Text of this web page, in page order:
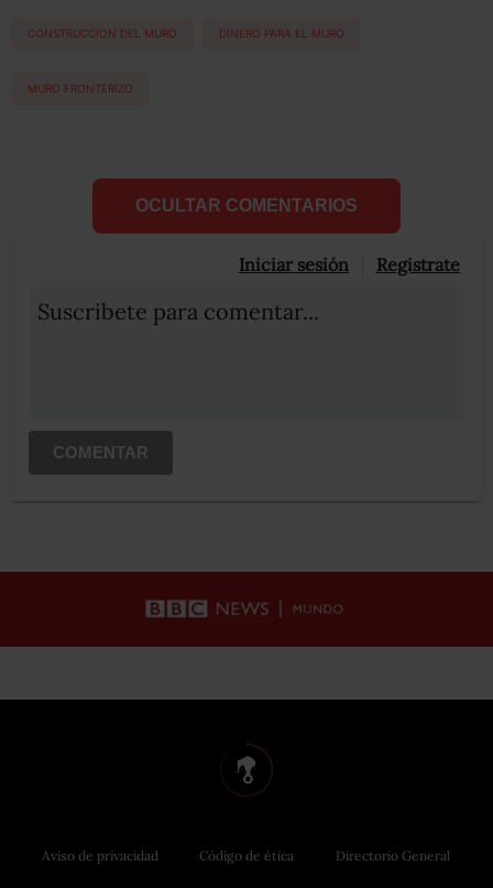
CONSTRUCCION DEL MURO DINERO PARA EL MURO
MURO FRONTERIZO
OCULTAR COMENTARIOS
Iniciar sesión Registrate
Suscribete para comentar...
COMENTAR
Aviso de privacidad Código de ética Directorio General